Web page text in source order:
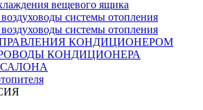
вещевого ящика
системы отопления
системы отопления
КОНДИЦИОНЕРОМ
КОНДИЦИОНЕРА